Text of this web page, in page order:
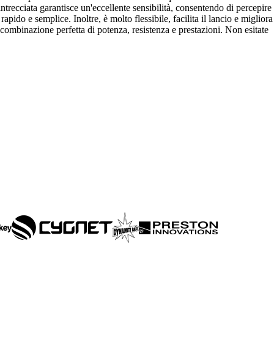
garantisce un'eccellente sensibilità, consentendo di percepire
e semplice. Inoltre, è molto flessibile, facilita il lancio e migliora
perfetta di potenza, resistenza e prestazioni. Non esitate